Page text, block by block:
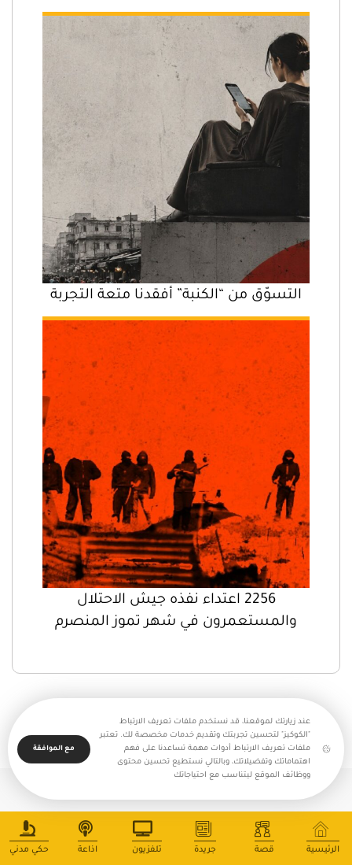
التسوّق من “الكنبة” أفقدنا متعة التجربة
2256 اعتداء نفذه جيش الاحتلال
والمستعمرون في شهر تموز المنصرم
جميع حقوق النشر محفوظة - بالغراف © 2025
الرئيسية قصة جريدة تلفزيون اذاعة حكي مدني
عند زيارتك لموقعنا، قد نستخدم ملفات تعريف الارتباط
"الكوكيز" لتحسين تجربتك وتقديم خدمات مخصصة لك. تعتبر
ملفات تعريف الارتباط أدوات مهمة تساعدنا على فهم
اهتماماتك وتفضيلاتك، وبالتالي نستطيع تحسين محتوى
ووظائف الموقع ليتناسب مع احتياجاتك
مع الموافقة